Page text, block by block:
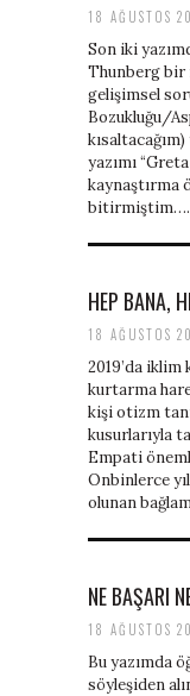
18 AĞUSTOS
Son iki
Thunberg bir
gelişimsel
Bozukluğu/
yazımı
kaynaştırma
bitirmiştim….
HEP BANA,
18 AĞUSTOS
2019’da
kurtarma
kişi otizm
kusurlarıyla
Empati
Onbinlerce
olunan
NE BAŞARI
18 AĞUSTOS
Bu yazımda
söyleşiden